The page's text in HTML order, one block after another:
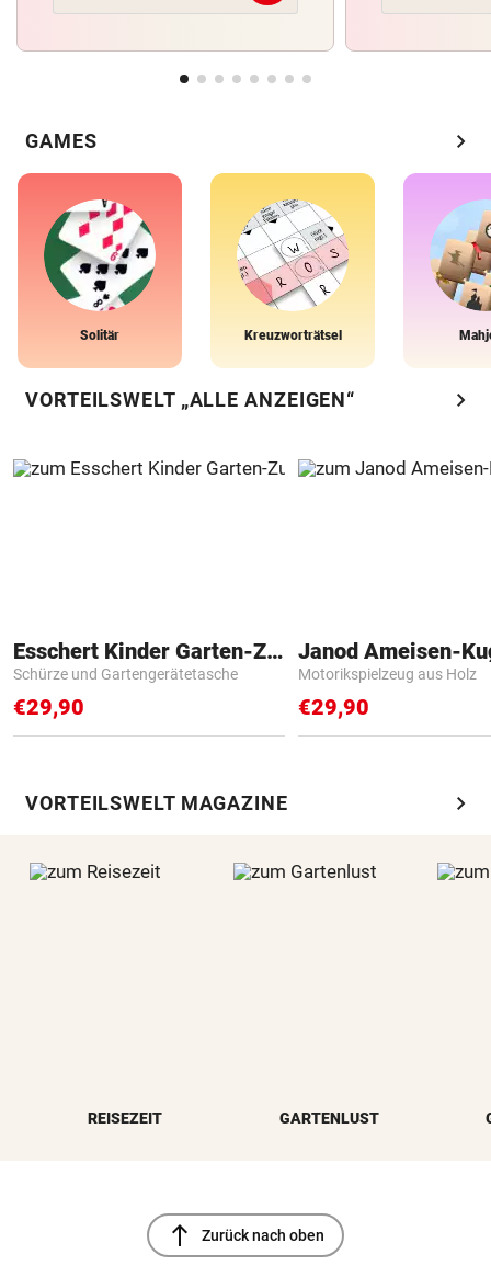
GAMES chevron_right
Solitär Kreuzworträtsel
VORTEILSWELT „ALLE ANZEIGEN“ chevron_right
Esschert Kinder Garten-Zubehör
Schürze und Gartengerätetasche
€29,90
Janod Ameisen-
Motorikspielzeug aus Holz
€29,90
VORTEILSWELT MAGAZINE chevron_right
REISEZEIT GARTENLUST
north Zurück nach oben